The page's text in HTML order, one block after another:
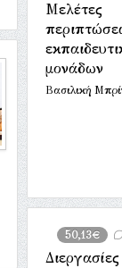
Μελέτες
μονάδων
Βασιλική
50,13€